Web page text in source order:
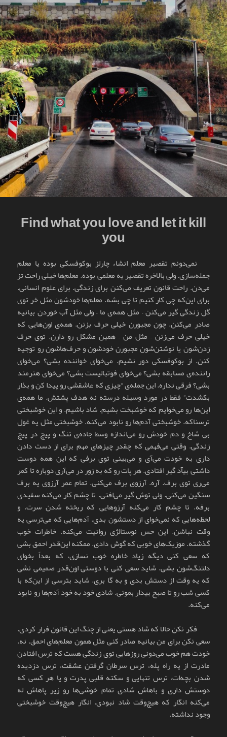
Find what you love and let it kill
you
نمی‌دونم تقصیر معلم انشاء چارلز بوکوفسکی بوده یا معلم
جمله‌سازی. ولی بالاخره تقصیر یه معلمی بوده. معلم‌ها خیلی راحت تز
می‌دن. راحت قانون تعریف می‌کنن برای زندگی. برای علوم انسانی.
برای این‌که چی کار کنیم تا چی بشه. معلم‌ها خودشون مثل خر توی
گل زندگی گیر می‌کنن – مثل همه‌ی ما – ولی مثل آب خوردن بیانیه
صادر می‌کنن. چون مجبورن خیلی حرف بزنن. همه‌ی اون‌هایی که
خیلی حرف می‌زنن – مثل من – همین مشکل رو دارن. توی حرف
زدن‌شون یا نوشتن‌شون مجبورن خودشون و حرف‌هاشون رو توجیه
کنن. از بوکوفسکی دور نشیم. می‌خوای خواننده بشی؟ می‌خوای
راننده‌ی مسابقه بشی؟ می‌خوای فوتبالیست بشی؟ می‌خوای هنرمند
بشی؟ فرقی نداره. این جمله‌ی “چیزی که عاشقشی رو پیدا کن و بذار
بکشدت” فقط در مورد وسیله درسته نه هدف پشتش. ما همه‌ی
این‌ها رو می‌خوایم که خوشبخت بشیم. شاد باشیم. و این خوشبختی
ترسناکه. خوشبختی آدم‌ها رو نابود می‌کنه. خوشبختی مثل یه غول
بی شاخ و دم خودش رو می‌اندازه وسط جاده‌ی تنگ و پیچ در پیچ
زندگی. وقتی می‌فهمی که چقدر چیزهای مهم برای از دست دادن
داری به خودت می‌آی و می‌بینی توی برفی که این همه دوست
داشتی بیآد گیر افتادی. هر پات رو که به زور در می‌آری دوباره تا کمر
می‌ری توی برف. آره. آرزوی برف می‌کنی. تمام عمر آرزوی یه برف
سنگین می‌کنی. ولی توش گیر می‌افتی. تا چشم کار می‌کنه سفیدی
برفه. تا چشم کار می‌کنه آرزوهایی که ریخته شدن سرت. و
لحظه‌هایی که نمی‌خوای از دستشون بدی. آدم‌هایی که می‌ترسی یه
وقت نباشن. این حس نوستالژی روانیت می‌کنه. خاطرات خوب
گذشته. موزیک‌های خوبی که گوش دادی. ممکنه این‌قدر احمق بشی
که سعی کنی دیگه زیاد خاطره خوب نسازی، که بعداً بخوای
دلتنگ‌شون بشی. شاید سعی کنی با دوستی اون‌قدر صمیمی نشی
که یه وقت از دستش بدی و به گا بری. شاید بترسی از این‌که با
کسی شب رو تا صبح بیدار بمونی. شادی خود به خود آدم‌ها رو نابود
می‌کنه.
فکر نکن حالا که شاد هستی یعنی از چنگ این قانون فرار کردی.
سعی نکن برای من بیانیه صادر کنی مثل همون معلم‌های احمق. نه.
خودت هم خوب می‌دونی روزهایی توی زندگی هست که ترس افتادن
مادرت از یه راه پله، ترس سرطان گرفتن عشقت، ترس دزدیده
شدن بچه‌ات، ترس تنهایی و سکته قلبی پدرت و یا هر کسی که
دوستش داری و باهاش شادی تمام خوشی‌ها رو زیر پاهاش له
می‌کنه انگار که هیچ‌وقت شاد نبودی. انگار هیچ‌وقت خوشبختی
وجود نداشته.